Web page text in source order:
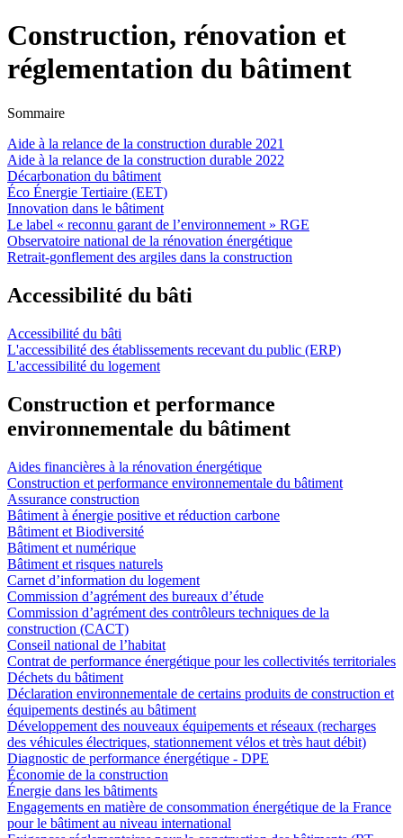
Construction, rénovation et
réglementation du bâtiment
Sommaire
Aide à la relance de la construction durable 2021
Aide à la relance de la construction durable 2022
Décarbonation du bâtiment
Éco Énergie Tertiaire (EET)
Innovation dans le bâtiment
Le label « reconnu garant de l’environnement » RGE
Observatoire national de la rénovation énergétique
Retrait-gonflement des argiles dans la construction
Accessibilité du bâti
Accessibilité du bâti
L'accessibilité des établissements recevant du public (ERP)
L'accessibilité du logement
Construction et performance
environnementale du bâtiment
Aides financières à la rénovation énergétique
Construction et performance environnementale du bâtiment
Assurance construction
Bâtiment à énergie positive et réduction carbone
Bâtiment et Biodiversité
Bâtiment et numérique
Bâtiment et risques naturels
Carnet d’information du logement
Commission d’agrément des bureaux d’étude
Commission d’agrément des contrôleurs techniques de la
construction (CACT)
Conseil national de l’habitat
Contrat de performance énergétique pour les collectivités territoriales
Déchets du bâtiment
Déclaration environnementale de certains produits de construction et
équipements destinés au bâtiment
Développement des nouveaux équipements et réseaux (recharges
des véhicules électriques, stationnement vélos et très haut débit)
Diagnostic de performance énergétique - DPE
Économie de la construction
Énergie dans les bâtiments
Engagements en matière de consommation énergétique de la France
pour le bâtiment au niveau international